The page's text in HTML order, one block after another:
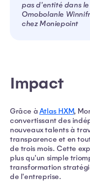
pas d'entité dans
Omobolanle
chez Moniepoint
Impact
Grâce àAtlas HXM,
convertissant des
nouveaux talents à
transparence et en
de trois mois. Cette
plus qu'un simple
transformation
de l'entreprise.